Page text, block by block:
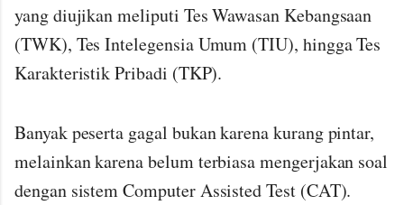
yang diujikan meliputi Tes Wawasan Kebangsaan
(TWK), Tes Intelegensia Umum (TIU), hingga Tes
Karakteristik Pribadi (TKP).
Banyak peserta gagal bukan karena kurang pintar,
melainkan karena belum terbiasa mengerjakan soal
dengan sistem Computer Assisted Test (CAT).